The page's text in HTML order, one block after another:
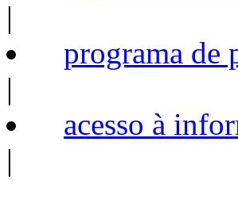
|
programa de
|
acesso à
|